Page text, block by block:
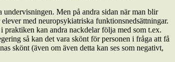
Men på andra sidan när man blir
med neuropsykiatriska funktionsnedsättningar.
praktiken kan andra nackdelar följa med som t.ex.
så kan det vara skönt för personen i fråga att få
skönt (även om även detta kan ses som negativt,